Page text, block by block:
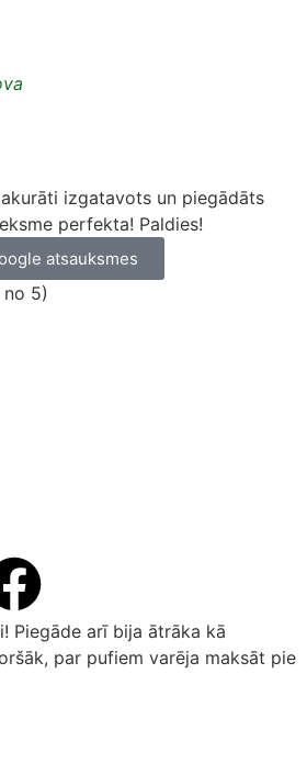
izgatavots un piegādāts
perfekta! Paldies!
atsauksmes
5)
Piegāde arī bija ātrāka kā
par pufiem varēja maksāt pie